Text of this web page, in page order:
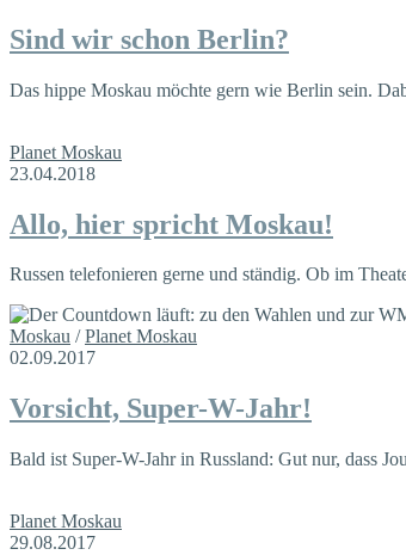
Sind wir schon Berlin?
Das hippe Moskau möchte gern wie Berlin sein.
Planet Moskau
23.04.2018
Allo, hier spricht Moskau!
Russen telefonieren gerne und ständig. Ob im
Moskau /Planet Moskau
02.09.2017
Vorsicht, Super-W-Jahr!
Bald ist Super-W-Jahr in Russland: Gut nur, dass
Planet Moskau
29.08.2017